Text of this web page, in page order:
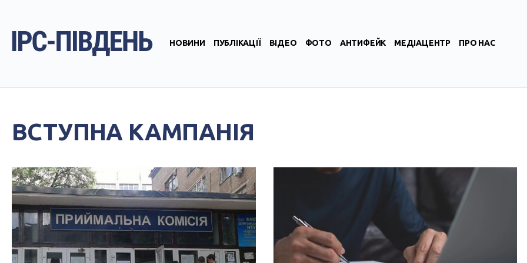
НОВИНИ ПУБЛІКАЦІЇ ВІДЕО ФОТО АНТИФЕЙК МЕДІАЦЕНТР ПРО НАС
ВСТУПНА КАМПАНІЯ